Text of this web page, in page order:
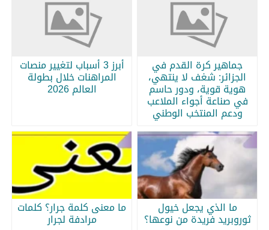
جماهير كرة القدم في
الجزائر: شغف لا ينتهي،
هوية قوية، ودور حاسم
في صناعة أجواء الملاعب
ودعم المنتخب الوطني
أبرز 3 أسباب لتغيير منصات
المراهنات خلال بطولة
العالم 2026
ما الذي يجعل خيول
ثوروبريد فريدة من نوعها؟
ما معنى كلمة جرار؟ كلمات
مرادفة لجرار